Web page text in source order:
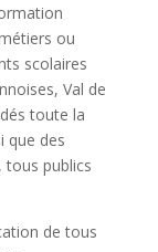
ou
scolaires
Val de
toute la
que des
tous publics
de tous